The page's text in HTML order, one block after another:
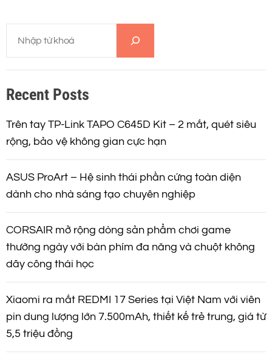
m
i
m
Recent Posts
Trên tay TP-Link TAPO C645D Kit – 2 mắt, quét siêu
rộng, bảo vệ không gian cực hạn
ASUS ProArt – Hệ sinh thái phần cứng toàn diện
dành cho nhà sáng tạo chuyên nghiệp
CORSAIR mở rộng dòng sản phẩm chơi game
thường ngày với bàn phím đa năng và chuột không
dây công thái học
Xiaomi ra mắt REDMI 17 Series tại Việt Nam với viên
pin dung lượng lớn 7.500mAh, thiết kế trẻ trung, giá từ
5,5 triệu đồng